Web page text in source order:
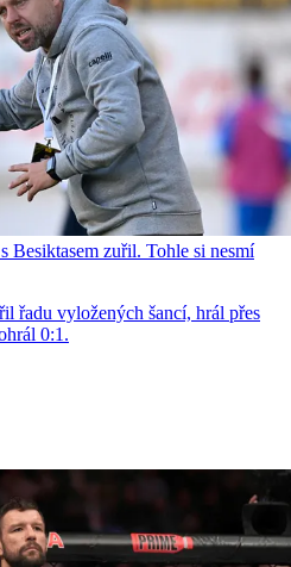
Besiktasem zuřil. Tohle si nesmí
řadu vyložených šancí, hrál přes
0:1.